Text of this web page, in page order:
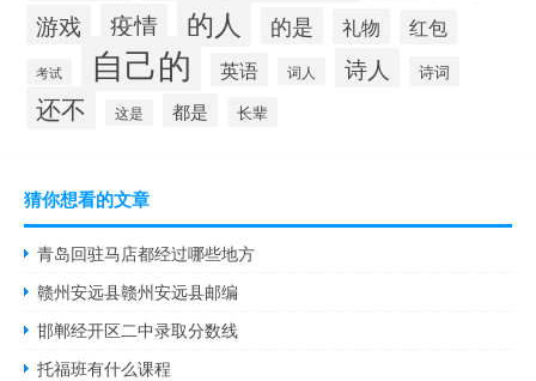
游戏 疫情 的人 的是 礼物 红包
考试 自己的 英语 词人 诗人 诗词
还不 这是 都是 长辈
猜你想看的文章
青岛回驻马店都经过哪些地方
赣州安远县赣州安远县邮编
邯郸经开区二中录取分数线
托福班有什么课程